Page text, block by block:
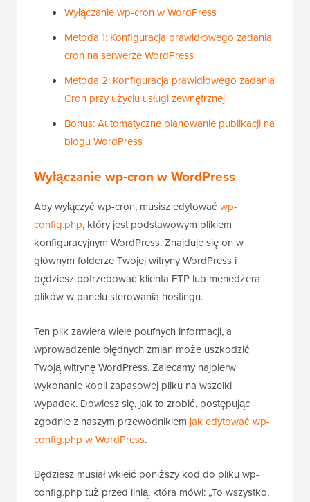
Wyłączanie wp-cron w WordPress
Metoda 1: Konfiguracja prawidłowego zadania
cron na serwerze WordPress
Metoda 2: Konfiguracja prawidłowego zadania
Cron przy użyciu usługi zewnętrznej
Bonus: Automatyczne planowanie publikacji na
blogu WordPress
Wyłączanie wp-cron w WordPress
Aby wyłączyć wp-cron, musisz edytować wp-
config.php, który jest podstawowym plikiem
konfiguracyjnym WordPress. Znajduje się on w
głównym folderze Twojej witryny WordPress i
będziesz potrzebować klienta FTP lub menedżera
plików w panelu sterowania hostingu.
Ten plik zawiera wiele poufnych informacji, a
wprowadzenie błędnych zmian może uszkodzić
Twoją witrynę WordPress. Zalecamy najpierw
wykonanie kopii zapasowej pliku na wszelki
wypadek. Dowiesz się, jak to zrobić, postępując
zgodnie z naszym przewodnikiem jak edytować wp-
config.php w WordPress.
Będziesz musiał wkleić poniższy kod do pliku wp-
config.php tuż przed linią, która mówi: „To wszystko,